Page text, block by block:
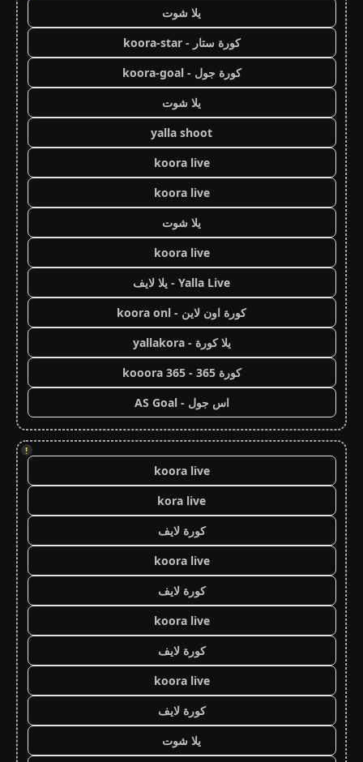
يلا شوت
كورة ستار - koora-star
كورة جول - koora-goal
يلا شوت
yalla shoot
koora live
koora live
يلا شوت
koora live
Yalla Live - يلا لايف
كورة اون لاين - koora onl
يلا كورة - yallakora
كورة 365 - kooora 365
اس جول - AS Goal
!
koora live
kora live
كورة لايف
koora live
كورة لايف
koora live
كورة لايف
koora live
كورة لايف
يلا شوت